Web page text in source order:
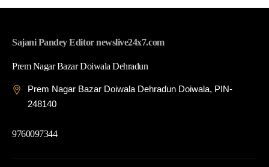
Sajani Pandey Editor newslive24x7.com
Prem Nagar Bazar Doiwala Dehradun
Prem Nagar Bazar Doiwala Dehradun Doiwala, PIN-
248140
9760097344